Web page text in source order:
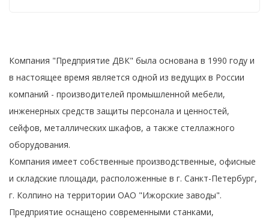
Компания "Предприятие ДВК" была основана в 1990 году и
в настоящее время является одной из ведущих в России
компаний - производителей промышленной мебели,
инженерных средств защиты персонала и ценностей,
сейфов, металлических шкафов, а также стеллажного
оборудования.
Компания имеет собственные производственные, офисные
и складские площади, расположенные в г. Санкт-Петербург,
г. Колпино на территории ОАО "Ижорские заводы".
Предприятие оснащено современными станками,